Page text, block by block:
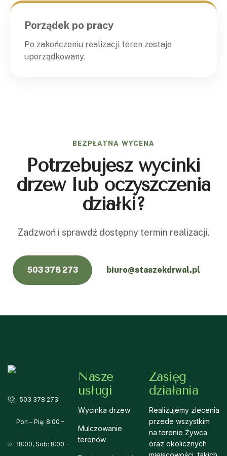
Porządek po pracy
Po zakończeniu realizacji teren zostaje
uporządkowany.
BEZPŁATNA WYCENA
Potrzebujesz wycinki
drzew lub oczyszczenia
działki?
Zadzwoń i sprawdź dostępny termin realizacji.
503 378 273 biuro@staszekdrwal.pl
503 378 273
Pon – Pią: 8:00 –
18:00, Sob: 8:00 –
Nasze
usługi
Wycinka drzew
Mulczowanie
terenów
Zasięg
działania
Realizujemy zlecenia
przede wszystkim
na terenie Żywca
oraz okolicznych